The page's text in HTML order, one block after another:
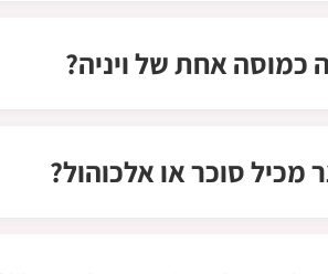
כמוסה אחת של ויניה?
מכיל סוכר או אלכוהול?